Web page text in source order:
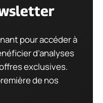
pour accéder à
d’analyses
exclusives.
de nos